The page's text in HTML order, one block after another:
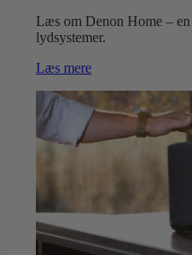
Læs om Denon Home – en
lydsystemer.
Læs mere